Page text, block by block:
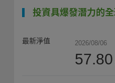
投資具爆發潛力的
最新淨值 2026/08/06
57.80